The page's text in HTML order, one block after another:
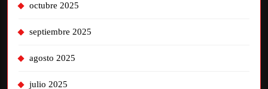
octubre 2025
septiembre 2025
agosto 2025
julio 2025